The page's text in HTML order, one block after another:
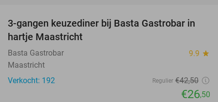
38%
3-gangen keuzediner bij Basta Gastrobar in
hartje Maastricht
Basta Gastrobar 9.9 star
Maastricht
Verkocht: 192
Regulier €42,50
€26,50